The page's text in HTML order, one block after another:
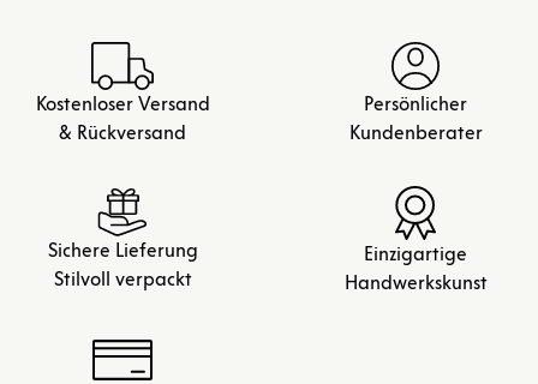
Kostenloser Versand
& Rückversand
Persönlicher
Kundenberater
Sichere Lieferung
Stilvoll verpackt
Einzigartige
Handwerkskunst